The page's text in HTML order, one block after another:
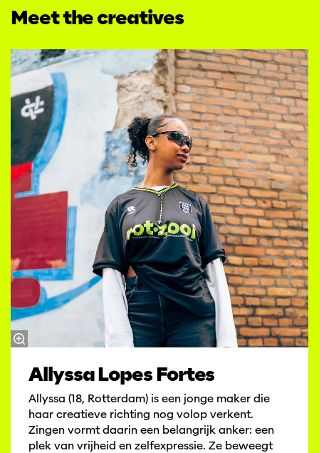
Meet the creatives
Allyssa Lopes Fortes
Allyssa (18, Rotterdam) is een jonge maker die
haar creatieve richting nog volop verkent.
Zingen vormt daarin een belangrijk anker: een
plek van vrijheid en zelfexpressie. Ze beweegt